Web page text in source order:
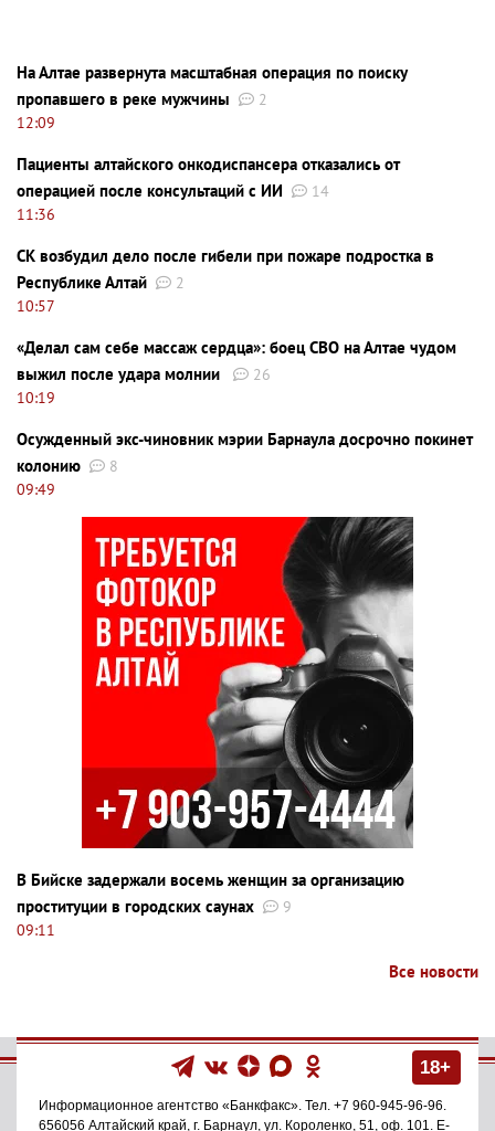
На Алтае развернута масштабная операция по поиску
пропавшего в реке мужчины
2
12:09
Пациенты алтайского онкодиспансера отказались от
операцией после консультаций с ИИ
14
11:36
СК возбудил дело после гибели при пожаре подростка в
Республике Алтай
2
10:57
«Делал сам себе массаж сердца»: боец СВО на Алтае чудом
выжил после удара молнии
26
10:19
Осужденный экс-чиновник мэрии Барнаула досрочно покинет
колонию
8
09:49
В Бийске задержали восемь женщин за организацию
проституции в городских саунах
9
09:11
Все новости
18+
Информационное агентство «Банкфакс» . Тел. +7 960-945-96-96
656056 Алтайский край, г. Барнаул ул. Короленко, 51, оф. 101 . E-